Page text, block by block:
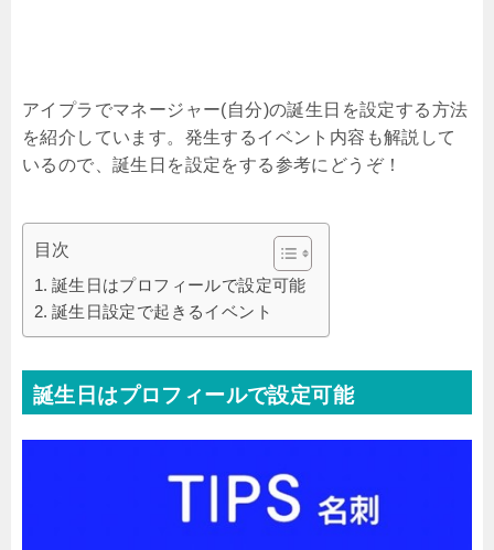
アイプラでマネージャー(自分)の誕生日を設定する方法
を紹介しています。発生するイベント内容も解説して
いるので、誕生日を設定をする参考にどうぞ！
目次
誕生日はプロフィールで設定可能
誕生日設定で起きるイベント
誕生日はプロフィールで設定可能